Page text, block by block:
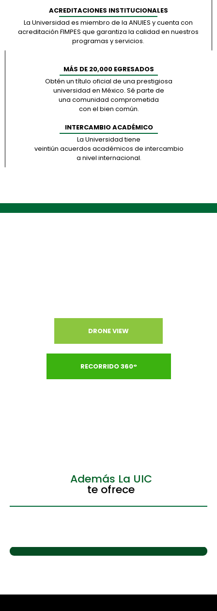
ACREDITACIONES INSTITUCIONALES
La Universidad es miembro de la ANUIES y cuenta con
acreditación FIMPES que garantiza la calidad en nuestros
programas y servicios.
MÁS DE 20,000 EGRESADOS
Obtén un título oficial de una prestigiosa
universidad en México. Sé parte de
una comunidad comprometida
con el bien común.
INTERCAMBIO ACADÉMICO
La Universidad tiene
veintiún acuerdos académicos de intercambio
a nivel internacional.
DRONE VIEW
RECORRIDO 360°
Además La UIC
te ofrece